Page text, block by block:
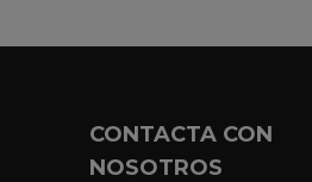
CONTACTA CON
NOSOTROS